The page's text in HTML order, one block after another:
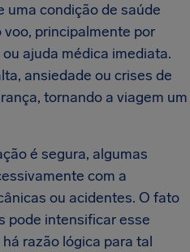
uma condição de saúde
principalmente por
ajuda médica imediata.
ansiedade ou crises de
tornando a viagem um
é segura, algumas
com a
ou acidentes. O fato
pode intensificar esse
razão lógica para tal